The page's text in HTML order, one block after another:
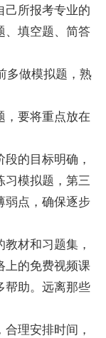
己所报考专业的
、填空题、简答
多做模拟题，熟
，要将重点放在
的目标明确，
习模拟题，第三
弱点，确保逐步
材和习题集，
上的免费视频课
帮助。远离那些
理安排时间，